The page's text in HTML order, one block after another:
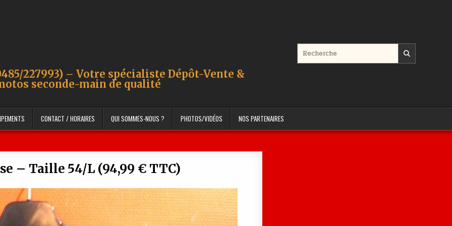
227993) – Votre spécialiste Dépôt-Vente &
seconde-main de qualité
CONTACT / HORAIRES QUI SOMMES-NOUS ? PHOTOS/VIDÉOS NOS PARTENAIRES
– Taille 54/L (94,99 € TTC)